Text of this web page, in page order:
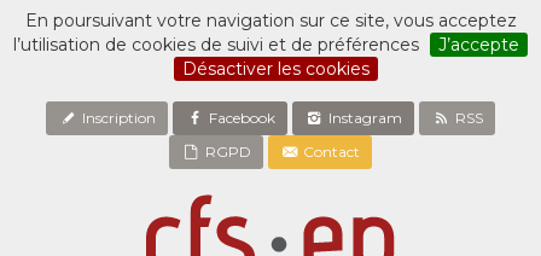
En poursuivant votre navigation sur ce site, vous acceptez
l’utilisation de cookies de suivi et de préférences
J’accepte
Désactiver les cookies
Inscription Facebook Instagram
RSS
RGPD
Contact